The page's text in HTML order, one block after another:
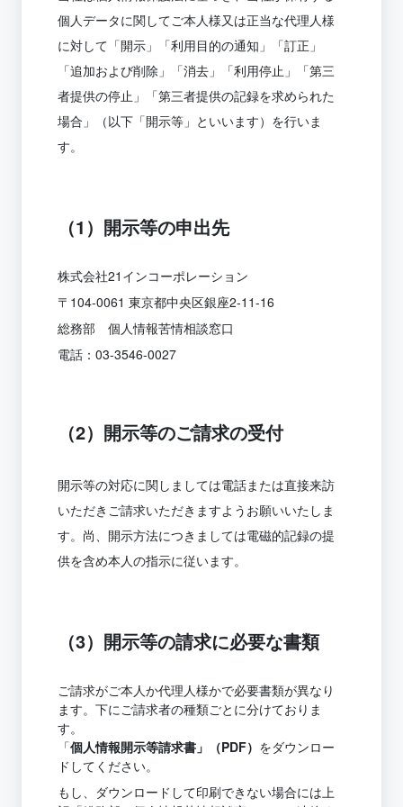
個人データに関してご本人様又は正当な代理人様
に対して「開示」「利用目的の通知」「訂正」
「追加および削除」「消去」「利用停止」「第三
者提供の停止」「第三者提供の記録を求められた
場合」（以下「開示等」といいます）を行いま
す。
（1）開示等の申出先
株式会社21インコーポレーション
〒104-0061 東京都中央区銀座2-11-16
総務部 個人情報苦情相談窓口
電話：03-3546-0027
（2）開示等のご請求の受付
開示等の対応に関しましては電話または直接来訪
いただきご請求いただきますようお願いいたしま
す。尚、開示方法につきましては電磁的記録の提
供を含め本人の指示に従います。
（3）開示等の請求に必要な書類
ご請求がご本人か代理人様かで必要書類が異なり
ます。下にご請求者の種類ごとに分けておりま
す。
「個人情報開示等請求書」（PDF） をダウンロー
ドしてください。
もし、ダウンロードして印刷できない場合には上